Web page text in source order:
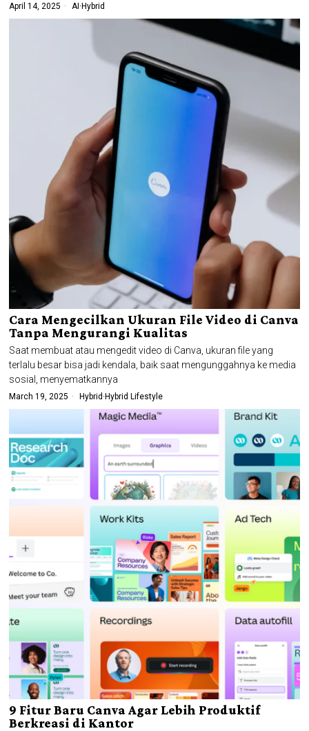
April 14, 2025 AI·Hybrid
Cara Mengecilkan Ukuran File Video di Canva
Tanpa Mengurangi Kualitas
Saat membuat atau mengedit video di Canva, ukuran file yang
terlalu besar bisa jadi kendala, baik saat mengunggahnya ke media
sosial, menyematkannya
March 19, 2025 Hybrid ·Hybrid Lifestyle
9 Fitur Baru Canva Agar Lebih Produktif
Berkreasi di Kantor